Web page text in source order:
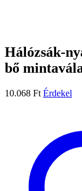
Hálózsák-
bő
10.068 Ft Érdekel